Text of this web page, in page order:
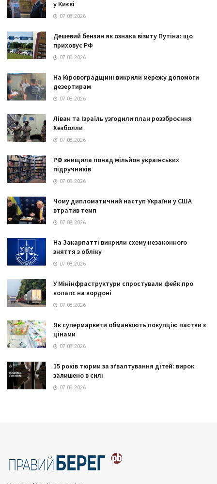
у Києві
07.08.2026
Дешевий бензин як ознака візиту Путіна: що
приховує РФ
07.08.2026
На Кіровоградщині викрили мережу допомоги
дезертирам
07.08.2026
Ліван та Ізраїль узгодили план роззброєння
Хезболли
07.08.2026
РФ знищила понад мільйон українських
підручників
07.08.2026
Чому дипломатичний наступ України у США
втратив темп
07.08.2026
На Закарпатті викрили схему незаконного
зняття з обліку
07.08.2026
У Мінінфраструктури спростували фейк про
колапс на кордоні
07.08.2026
Як супермаркети обманюють покупців: пастки з
цінами
07.08.2026
15 років тюрми за зґвалтування дітей: вирок
залишено в силі
07.08.2026